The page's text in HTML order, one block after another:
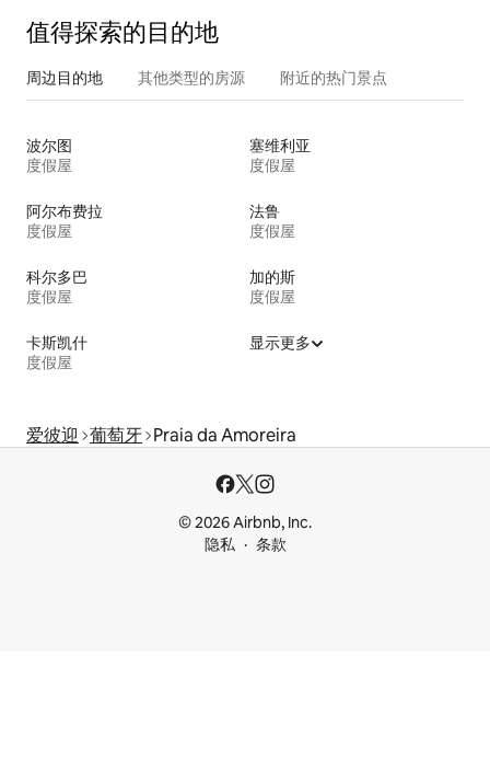
值得探索的目的地
周边目的地 其他类型的房源 附近的热门景点
波尔图
度假屋
塞维利亚
度假屋
阿尔布费拉
度假屋
法鲁
度假屋
科尔多巴
度假屋
加的斯
度假屋
卡斯凯什
度假屋
显示更多
爱彼迎 葡萄牙 Praia da Amoreira
© 2026 Airbnb, Inc.
隐私
条款